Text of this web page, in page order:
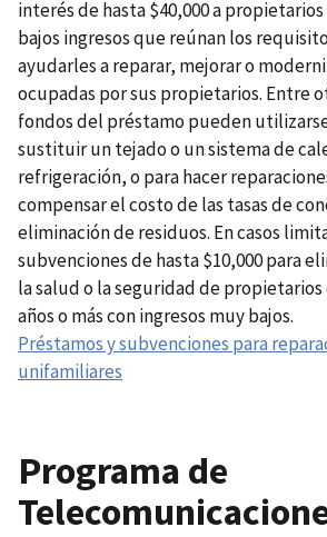
interés de hasta $40,000 a
bajos ingresos que reúnan los
ayudarles a reparar, mejorar o
ocupadas por sus propietarios. Entre
fondos del préstamo pueden
sustituir un tejado o un sistema de
refrigeración, o para hacer
compensar el costo de las tasas de
eliminación de residuos. En casos
subvenciones de hasta $10,000 para
la salud o la seguridad de propietarios
años o más con ingresos muy bajos.
Préstamos y subvenciones para
unifamiliares
Programa de